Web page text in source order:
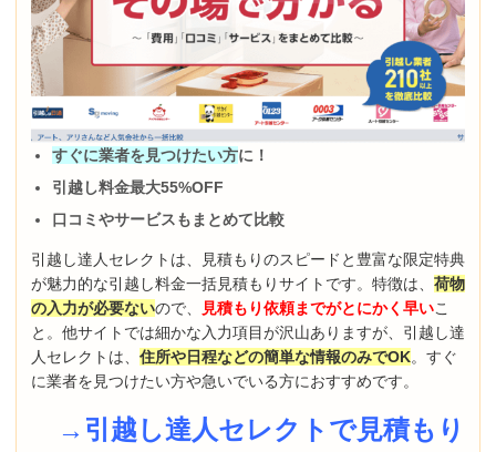
すぐに業者を見つけたい方に！
引越し料金最大55%OFF
口コミやサービスもまとめて比較
引越し達人セレクトは、見積もりのスピードと豊富な限定特典
が魅力的な引越し料金一括見積もりサイトです。特徴は、 荷物
の入力が必要ないので、 見積もり依頼までがとにかく早いこ
と。他サイトでは細かな入力項目が沢山ありますが、引越し達
人セレクトは、 住所や日程などの簡単な情報のみでOK。すぐ
に業者を見つけたい方や急いでいる方におすすめです。
→引越し達人セレクトで見積もり